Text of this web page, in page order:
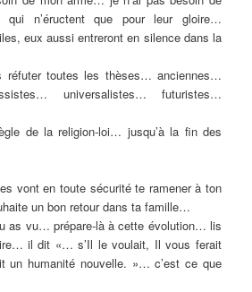
qui n’éructent que pour leur gloire…
eux aussi entreront en silence dans la
réfuter toutes les thèses… anciennes…
universalistes… futuristes…
de la religion-loi… jusqu’à la fin des
vont en toute sécurité te ramener à ton
un bon retour dans ta famille…
as vu… prépare-là à cette évolution… lis
il dit «… s’Il le voulait, Il vous ferait
un humanité nouvelle. »… c’est ce que